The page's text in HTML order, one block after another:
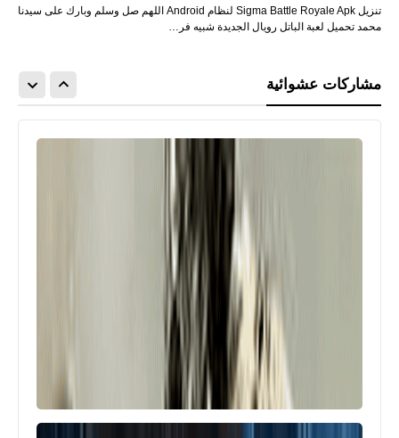
تنزيل Sigma Battle Royale Apk لنظام Android اللهم صل وسلم وبارك على سيدنا
محمد تحميل لعبة الباتل رويال الجديدة شبيه فر…
مشاركات عشوائية